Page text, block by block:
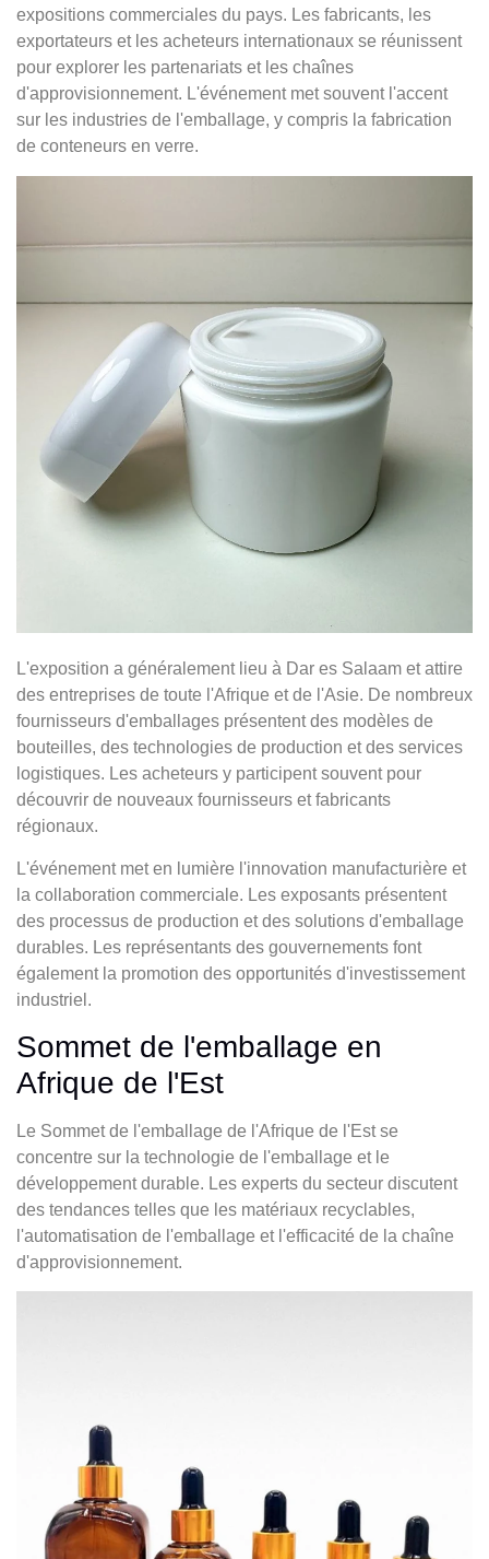
expositions commerciales du pays. Les fabricants, les
exportateurs et les acheteurs internationaux se réunissent
pour explorer les partenariats et les chaînes
d'approvisionnement. L'événement met souvent l'accent
sur les industries de l'emballage, y compris la fabrication
de conteneurs en verre.
L'exposition a généralement lieu à Dar es Salaam et attire
des entreprises de toute l'Afrique et de l'Asie. De nombreux
fournisseurs d'emballages présentent des modèles de
bouteilles, des technologies de production et des services
logistiques. Les acheteurs y participent souvent pour
découvrir de nouveaux fournisseurs et fabricants
régionaux.
L'événement met en lumière l'innovation manufacturière et
la collaboration commerciale. Les exposants présentent
des processus de production et des solutions d'emballage
durables. Les représentants des gouvernements font
également la promotion des opportunités d'investissement
industriel.
Sommet de l'emballage en
Afrique de l'Est
Le Sommet de l'emballage de l'Afrique de l'Est se
concentre sur la technologie de l'emballage et le
développement durable. Les experts du secteur discutent
des tendances telles que les matériaux recyclables,
l'automatisation de l'emballage et l'efficacité de la chaîne
d'approvisionnement.